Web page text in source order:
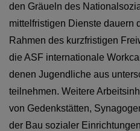
den Gräueln des
mittelfristigen Dienste dauern
Rahmen des kurzfristigen
die ASF internationale
denen Jugendliche aus
teilnehmen. Weitere
von Gedenkstätten,
der Bau sozialer